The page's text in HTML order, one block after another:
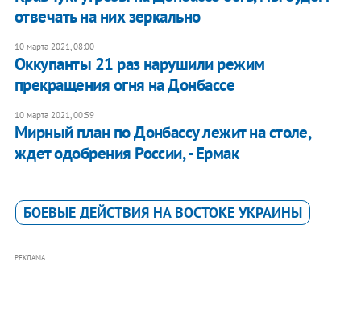
отвечать на них зеркально
10 марта 2021, 08:00
Оккупанты 21 раз нарушили режим
прекращения огня на Донбассе
10 марта 2021, 00:59
Мирный план по Донбассу лежит на столе,
ждет одобрения России, - Ермак
БОЕВЫЕ ДЕЙСТВИЯ НА ВОСТОКЕ УКРАИНЫ
РЕКЛАМА